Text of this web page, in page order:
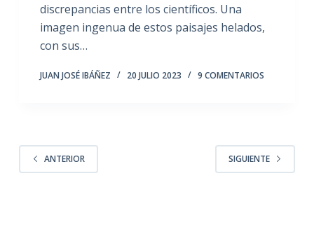
discrepancias entre los científicos. Una
imagen ingenua de estos paisajes helados,
con sus…
JUAN JOSÉ IBÁÑEZ 20 JULIO 2023 9 COMENTARIOS
ANTERIOR SIGUIENTE